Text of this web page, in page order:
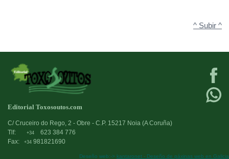
^ Subir ^
Editorial Toxosoutos.com
C/ Cruceiro do Rego, 2 - Obre - C.P. 15217 Noia (A Coruña)
Tlf:
+34
623 384 776
Fax:
+34 981821690
Deseño web:-> kantaronet - Deseño de páxinas web en Galicia